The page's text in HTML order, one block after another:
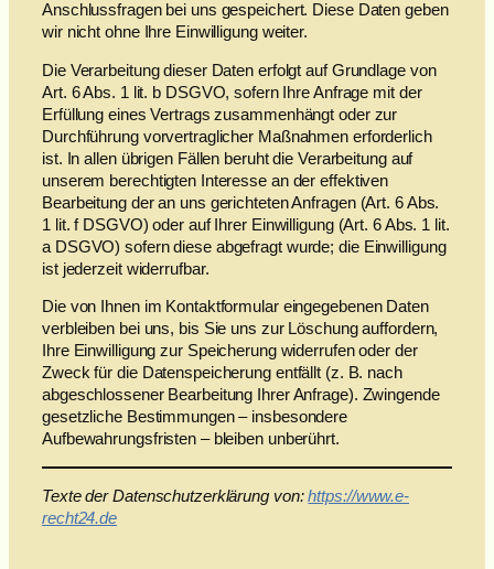
Anschlussfragen bei uns gespeichert. Diese Daten geben
wir nicht ohne Ihre Einwilligung weiter.
Die Verarbeitung dieser Daten erfolgt auf Grundlage von
Art. 6 Abs. 1 lit. b DSGVO, sofern Ihre Anfrage mit der
Erfüllung eines Vertrags zusammenhängt oder zur
Durchführung vorvertraglicher Maßnahmen erforderlich
ist. In allen übrigen Fällen beruht die Verarbeitung auf
unserem berechtigten Interesse an der effektiven
Bearbeitung der an uns gerichteten Anfragen (Art. 6 Abs.
1 lit. f DSGVO) oder auf Ihrer Einwilligung (Art. 6 Abs. 1 lit.
a DSGVO) sofern diese abgefragt wurde; die Einwilligung
ist jederzeit widerrufbar.
Die von Ihnen im Kontaktformular eingegebenen Daten
verbleiben bei uns, bis Sie uns zur Löschung auffordern,
Ihre Einwilligung zur Speicherung widerrufen oder der
Zweck für die Datenspeicherung entfällt (z. B. nach
abgeschlossener Bearbeitung Ihrer Anfrage). Zwingende
gesetzliche Bestimmungen – insbesondere
Aufbewahrungsfristen – bleiben unberührt.
Texte der Datenschutzerklärung von: https://www.e-
recht24.de